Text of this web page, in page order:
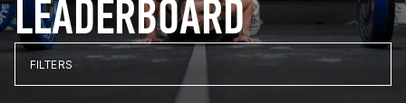
LEADERBOARD
FILTERS